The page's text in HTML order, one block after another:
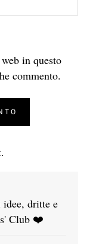
in questo
commento.
dritte e
Club ❤️